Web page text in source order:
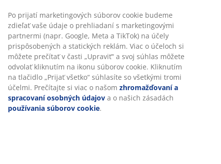
Hodnotenia
(1)
Doprava
Po prijatí marketingových súborov cookie budeme
zdieľať vaše údaje o prehliadaní s marketingovými
partnermi (napr. Google, Meta a TikTok) na účely
prispôsobených a statických reklám. Viac o účeloch si
môžete prečítať v časti „Upraviť“ a svoj súhlas môžete
odvolať kliknutím na ikonu súborov cookie. Kliknutím
na tlačidlo „Prijať všetko“ súhlasíte so všetkými tromi
účelmi. Prečítajte si viac o našom zhromažďovaní a
spracovaní osobných údajov a o našich zásadách
používania súborov cookie.